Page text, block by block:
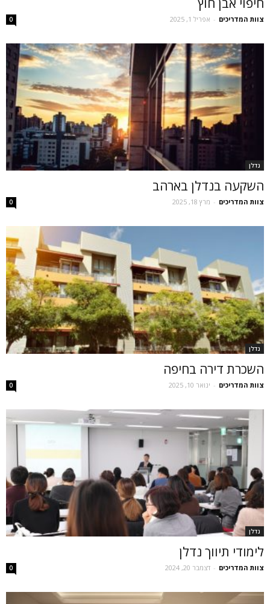
צוות המדריכים - אפריל 1, 2025 0
נדלן
השקעה בנדלן בארהב
צוות המדריכים - מרץ 18, 2025 0
נדלן
השכרת דירה בחיפה
צוות המדריכים - ינואר 10, 2025 0
נדלן
לימודי תיווך נדלן
צוות המדריכים - דצמבר 20, 2024 0